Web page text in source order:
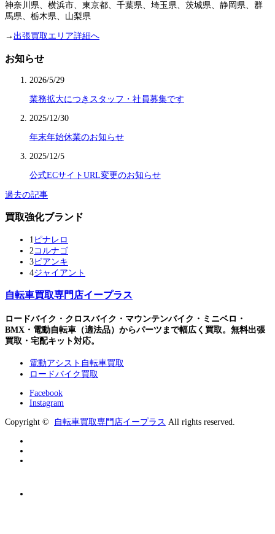
神奈川県、横浜市、東京都、千葉県、埼玉県、茨城県、静岡県、群
馬県、栃木県、山梨県
→ 出張買取エリア詳細へ
お知らせ
2026/5/29
業務拡大につきスタッフ・社員募集です
2025/12/30
年末年始休業のお知らせ
2025/12/5
公式ECサイトURL変更のお知らせ
過去の記事
買取強化ブランド
1 ピナレロ
2 コルナゴ
3ビアンキ
4ジャイアント
自転車買取専門店イープラス
ロードバイク・クロスバイク・マウンテンバイク・ミニベロ・
BMX・電動自転車（適法品）からパーツまで幅広く買取。無料出張
買取・宅配キット対応。
電動アシスト自転車買取
ロードバイク買取
Facebook
Instagram
Copyright © 自転車買取専門店イープラス All rights reserved.